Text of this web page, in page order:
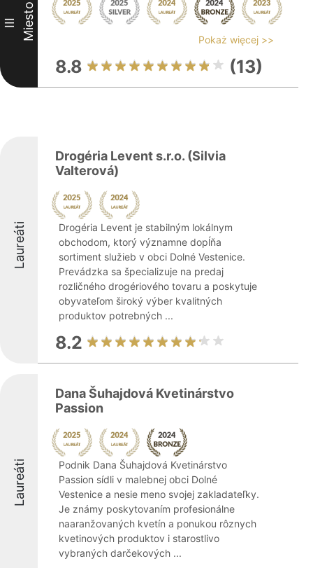
III Miesto Pokaż więcej >>
8.8 (13)
Laureáti
Drogéria Levent s.r.o. (Silvia
Valterová)
Drogéria Levent je stabilným lokálnym
obchodom, ktorý významne dopĺňa
sortiment služieb v obci Dolné Vestenice.
Prevádzka sa špecializuje na predaj
rozličného drogériového tovaru a poskytuje
obyvateľom široký výber kvalitných
produktov potrebných ...
8.2
Laureáti
Dana Šuhajdová Kvetinárstvo
Passion
Podnik Dana Šuhajdová Kvetinárstvo
Passion sídli v malebnej obci Dolné
Vestenice a nesie meno svojej zakladateľky.
Je známy poskytovaním profesionálne
naaranžovaných kvetín a ponukou rôznych
kvetinových produktov i starostlivo
vybraných darčekových ...